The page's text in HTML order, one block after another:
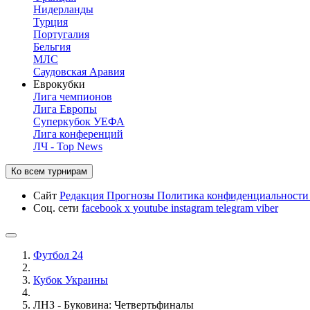
Нидерланды
Турция
Португалия
Бельгия
МЛС
Саудовская Аравия
Еврокубки
Лига чемпионов
Лига Европы
Суперкубок УЕФА
Лига конференций
ЛЧ - Top News
Ко всем турнирам
Сайт Редакция Прогнозы Политика конфиденциальности
Соц. сети facebook x youtube instagram telegram viber
Футбол 24
Кубок Украины
ЛНЗ - Буковина: Четвертьфиналы